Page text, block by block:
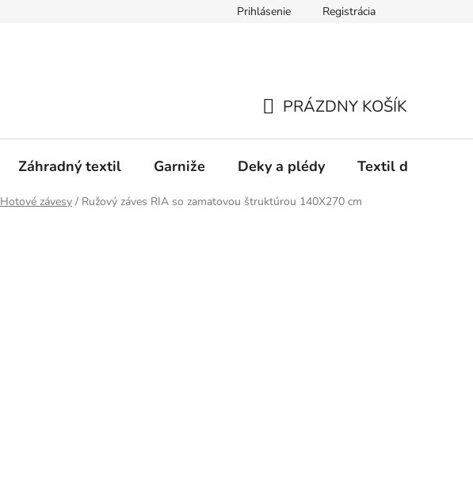
Prihlásenie Registrácia
KOŠÍK
PRÁZDNY KOŠÍK
Záhradný textil Garniže Deky a plédy Textil do spálne
Hotové závesy / Ružový záves RIA so zamatovou štruktúrou 140X270 cm